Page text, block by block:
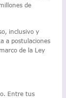
de
inclusivo y
a postulaciones
de la Ley
Entre tus